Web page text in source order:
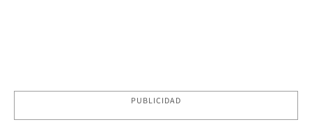
PUBLICIDAD